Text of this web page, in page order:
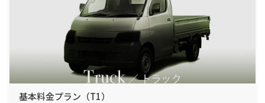
基本料金プラン（T1）